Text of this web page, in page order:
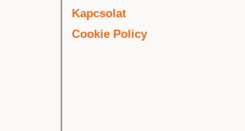
Kapcsolat
Cookie Policy